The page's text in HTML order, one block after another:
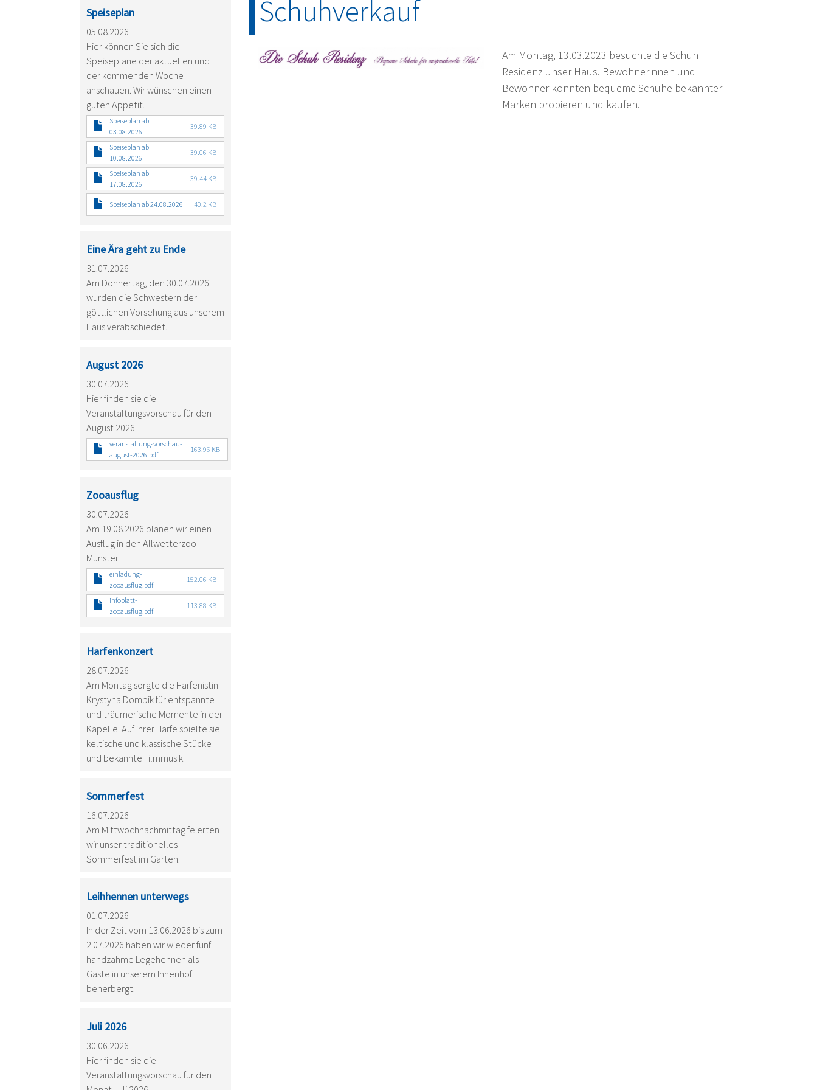
Speiseplan
05.08.2026
Hier können Sie sich die
Speisepläne der aktuellen und
der kommenden Woche
anschauen. Wir wünschen einen
guten Appetit.
Speiseplan ab
03.08.2026
39.89 KB
Speiseplan ab
10.08.2026
39.06 KB
Speiseplan ab
17.08.2026
39.44 KB
Speiseplan ab 24.08.2026 40.2 KB
Eine Ära geht zu Ende
31.07.2026
Am Donnertag, den 30.07.2026
wurden die Schwestern der
göttlichen Vorsehung aus unserem
Haus verabschiedet.
August 2026
30.07.2026
Hier finden sie die
Veranstaltungsvorschau für den
August 2026.
veranstaltungsvorschau-
august-2026.pdf
163.96 KB
Zooausflug
30.07.2026
Am 19.08.2026 planen wir einen
Ausflug in den Allwetterzoo
Münster.
einladung-
zooausflug.pdf
152.06 KB
infoblatt-
zooausflug.pdf
113.88 KB
Harfenkonzert
28.07.2026
Am Montag sorgte die Harfenistin
Krystyna Dombik für entspannte
und träumerische Momente in der
Kapelle. Auf ihrer Harfe spielte sie
keltische und klassische Stücke
und bekannte Filmmusik.
Sommerfest
16.07.2026
Am Mittwochnachmittag feierten
wir unser traditionelles
Sommerfest im Garten.
Leihhennen unterwegs
01.07.2026
In der Zeit vom 13.06.2026 bis zum
2.07.2026 haben wir wieder fünf
handzahme Legehennen als
Gäste in unserem Innenhof
beherbergt.
Juli 2026
30.06.2026
Hier finden sie die
Veranstaltungsvorschau für den
Schuhverkauf
Am Montag, 13.03.2023 besuchte die Schuh
Residenz unser Haus. Bewohnerinnen und
Bewohner konnten bequeme Schuhe bekannter
Marken probieren und kaufen.